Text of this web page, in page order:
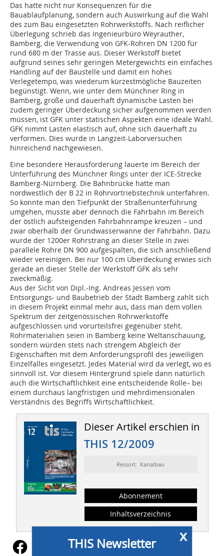
Das hatte nicht nur Konsequenzen für die
Bauablaufplanung, sondern auch Auswirkung auf die Wahl
des zum Bau eingesetzten Rohrwerkstoffs. Nach reiflicher
Überlegung schrieb das Ingenieurbüro Weyrauther,
Bamberg, die Verwendung von GFK-Rohren DN 1200 für
rund 680 m der Trasse aus. Dieser Werkstoff bietet
aufgrund seines sehr geringen Metergewichts ein einfaches
Handling auf der Baustelle und damit ein hohes
Verlegetempo, was wiederum kürzestmögliche Bauzeiten
begünstigt. Wenn, wie unter dem Münchner Ring in
Bamberg, große und dauerhaft dynamische Lasten bei
zudem geringer Überdeckung sicher aufgenommen werden
müssen, ist GFK unter statischen Aspekten eine ideale Wahl.
GFK nimmt Lasten elastisch auf, ohne sich dauerhaft zu
verformen. Dies wurde in Langzeit-Laborversuchen
hinreichend nachgewiesen.
Eine besondere Herausforderung lauerte im Bereich der
Unterführung des Münchner Rings unter der ICE-Strecke
Bamberg-Nürnberg. Die Bahnbrücke hatte man
nordwestlich der B 22 in Rohrvortriebstechnik unterfahren.
So konnte man den Tiefpunkt der Straßenunterführung
umgehen, musste aber dennoch die Fahrbahn im Bereich
der östlich aufsteigenden Fahrbahnrampe kreuzen – und
zwar oberhalb der Grundwasserwanne der Fahrbahn. Dazu
wurde der 1200er Rohrstrang an dieser Stelle in zwei
parallele Rohre DN 900 aufgespalten, die sich anschließend
wieder vereinigen. Bei nur 100 cm Überdeckung erwies sich
gerade an dieser Stelle der Werkstoff GFK als sehr
zweckmäßig.
Aus der Sicht von Dipl.-Ing. Andreas Jessen vom
Entsorgungs- und Baubetrieb der Stadt Bamberg zahlt sich
in diesem Projekt einmal mehr aus, dass man dem vollen
Spektrum der zeitgenössischen Rohrwerkstoffe
aufgeschlossen und vorurteilsfrei gegenüber steht.
Rohrmaterialien seien in Bamberg keine Weltanschauung,
sondern würden stets nach strengem Abgleich der
Eigenschaften mit dem Anforderungsprofil des jeweiligen
Einzelfalles eingesetzt. Jedes Material wird da verlegt, wo es
sinnvoll ist. Vor diesem Hintergrund spiele dann natürlich
auch die Wirtschaftlichkeit eine entscheidende Rolle– bei
einem durchaus langfristigen und mehrdimensionalen
Verständnis des Begriffs Wirtschaftlichkeit.
Dieser Artikel erschien in
THIS 12/2009
Ressort: Kanalbau
Abonnement
Inhaltsverzeichnis
x
THIS Newsletter